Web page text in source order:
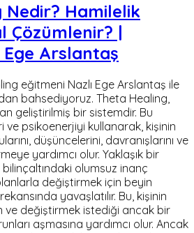
Nedir? Hamilelik
Çözümlenir? |
Ege Arslantaş
eğitmeni Nazlı Ege Arslantaş ile
bahsediyoruz. Theta Healing,
geliştirilmiş bir sistemdir. Bu
ve psikoenerjiyi kullanarak, kişinin
düşüncelerini, davranışlarını ve
yardımcı olur. Yaklaşık bir
olumsuz inanç
değiştirmek için beyin
yavaşlatılır. Bu, kişinin
ve değiştirmek istediği ancak bir
aşmasına yardımcı olur. Ancak